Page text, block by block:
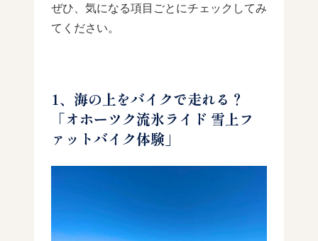
ぜひ、気になる項目ごとにチェックしてみ
てください。
1、海の上をバイクで走れる？
「オホーツク流氷ライド 雪上フ
ァットバイク体験」